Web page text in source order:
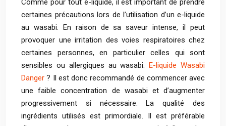
Comme pour tout e-liquide, il est important de prendre
certaines précautions lors de l’utilisation d’un e-liquide
au wasabi. En raison de sa saveur intense, il peut
provoquer une irritation des voies respiratoires chez
certaines personnes, en particulier celles qui sont
sensibles ou allergiques au wasabi.E-liquide Wasabi
Danger? Il est donc recommandé de commencer avec
une faible concentration de wasabi et d’augmenter
progressivement si nécessaire. La qualité des
ingrédients utilisés est primordiale. Il est préférable